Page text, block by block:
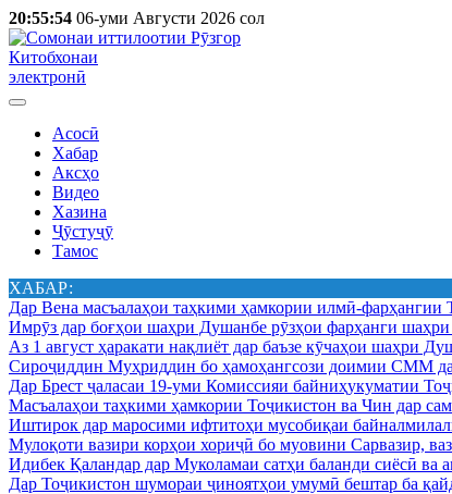
20:55:54 06-уми Августи 2026 сол
Китобхонаи
электронӣ
Асосӣ
Хабар
Аксҳо
Видео
Хазина
Ҷӯстуҷӯ
Тамос
ХАБАР:
Дар Вена масъалаҳои таҳкими ҳамкории илмӣ-фарҳангии
Имрӯз дар боғҳои шаҳри Душанбе рӯзҳои фарҳанги
Аз 1 август ҳаракати нақлиёт дар баъзе кӯчаҳои шаҳри
Сироҷиддин Муҳриддин бо ҳамоҳангсози доимии СММ
Дар Брест ҷаласаи 19-уми Комиссияи байниҳукуматии
Масъалаҳои таҳкими ҳамкории Тоҷикистон ва Чин дар
Иштирок дар маросими ифтитоҳи мусобиқаи
Мулоқоти вазири корҳои хориҷӣ бо муовини Сарвазир,
Идибек Қаландар дар Муколамаи сатҳи баланди сиёсӣ
Дар Тоҷикистон шумораи ҷиноятҳои умумӣ бештар ба